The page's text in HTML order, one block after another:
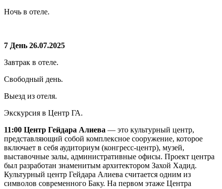
Ночь в отеле.
7 День 26.07.2025
Завтрак в отеле.
Свободный день.
Выезд из отеля.
Экскурсия в Центр ГА.
11:00 Центр Гейдара Алиева — это культурный центр,
представляющий собой комплексное сооружение, которое
включает в себя аудиториум (конгресс-центр), музей,
выставочные залы, административные офисы. Проект центра
был разработан знаменитым архитектором Захой Хадид.
Культурный центр Гейдара Алиева считается одним из
символов современного Баку. На первом этаже Центра